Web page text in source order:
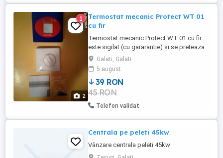
2
1
Termostat mecanic Protect WT 01
cu fir
Termostat mecanic Protect WT 01 cu fir
este sigilat (cu gararantie) si se preteaza
la centrale pe gaz, electrice, panouri
radiante, etc.
Galati, Galati
5 august
39 RON
45 RON
Telefon validat
Centrala pe peleti 45kw
Vânzare centrala peleti 45kw